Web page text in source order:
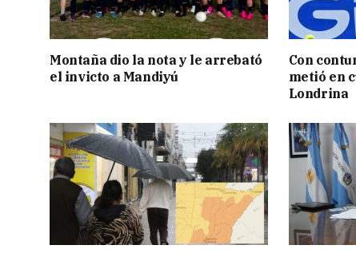
Montaña dio la nota y le arrebató
el invicto a Mandiyú
Con
metió en
Londrina